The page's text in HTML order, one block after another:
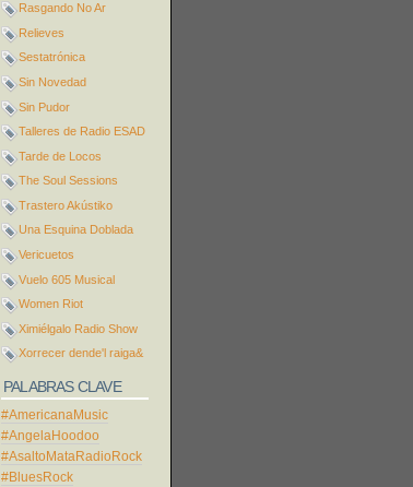
Rasgando No Ar
Relieves
Sestatrónica
Sin Novedad
Sin Pudor
Talleres de Radio ESAD
Tarde de Locos
The Soul Sessions
Trastero Akústiko
Una Esquina Doblada
Vericuetos
Vuelo 605 Musical
Women Riot
Ximiélgalo Radio Show
Xorrecer dende'l raiga&
PALABRAS CLAVE
#AmericanaMusic
#AngelaHoodoo
#AsaltoMataRadioRock
#BluesRock